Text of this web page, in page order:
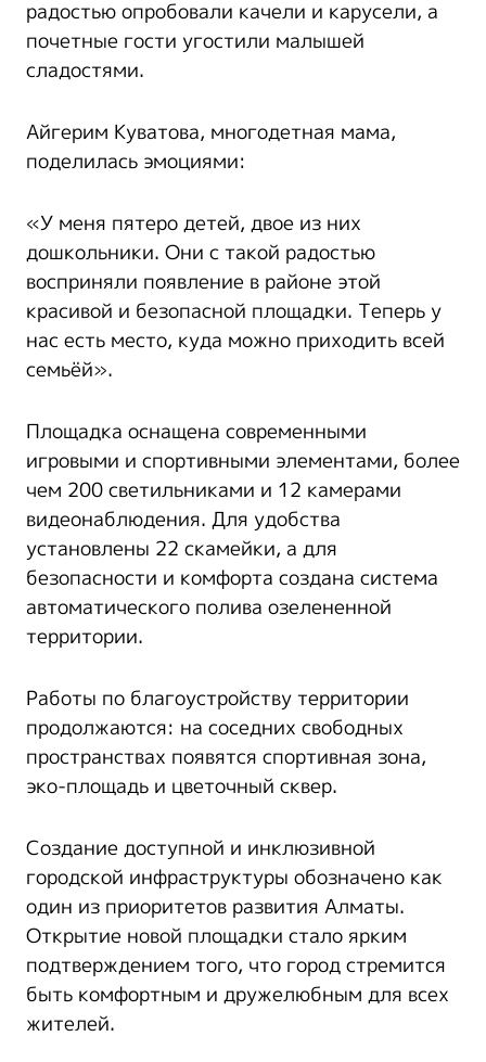
радостью опробовали качели и карусели, а
почетные гости угостили малышей
сладостями.
Айгерим Куватова, многодетная мама,
поделилась эмоциями:
«У меня пятеро детей, двое из них
дошкольники. Они с такой радостью
восприняли появление в районе этой
красивой и безопасной площадки. Теперь у
нас есть место, куда можно приходить всей
семьёй».
Площадка оснащена современными
игровыми и спортивными элементами, более
чем 200 светильниками и 12 камерами
видеонаблюдения. Для удобства
установлены 22 скамейки, а для
безопасности и комфорта создана система
автоматического полива озелененной
территории.
Работы по благоустройству территории
продолжаются: на соседних свободных
пространствах появятся спортивная зона,
эко-площадь и цветочный сквер.
Создание доступной и инклюзивной
городской инфраструктуры обозначено как
один из приоритетов развития Алматы.
Открытие новой площадки стало ярким
подтверждением того, что город стремится
быть комфортным и дружелюбным для всех
жителей.